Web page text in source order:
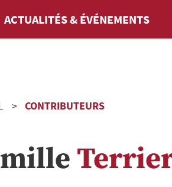
ACTUALITÉS & ÉVÉNEMENTS
CONTRIBUTEURS